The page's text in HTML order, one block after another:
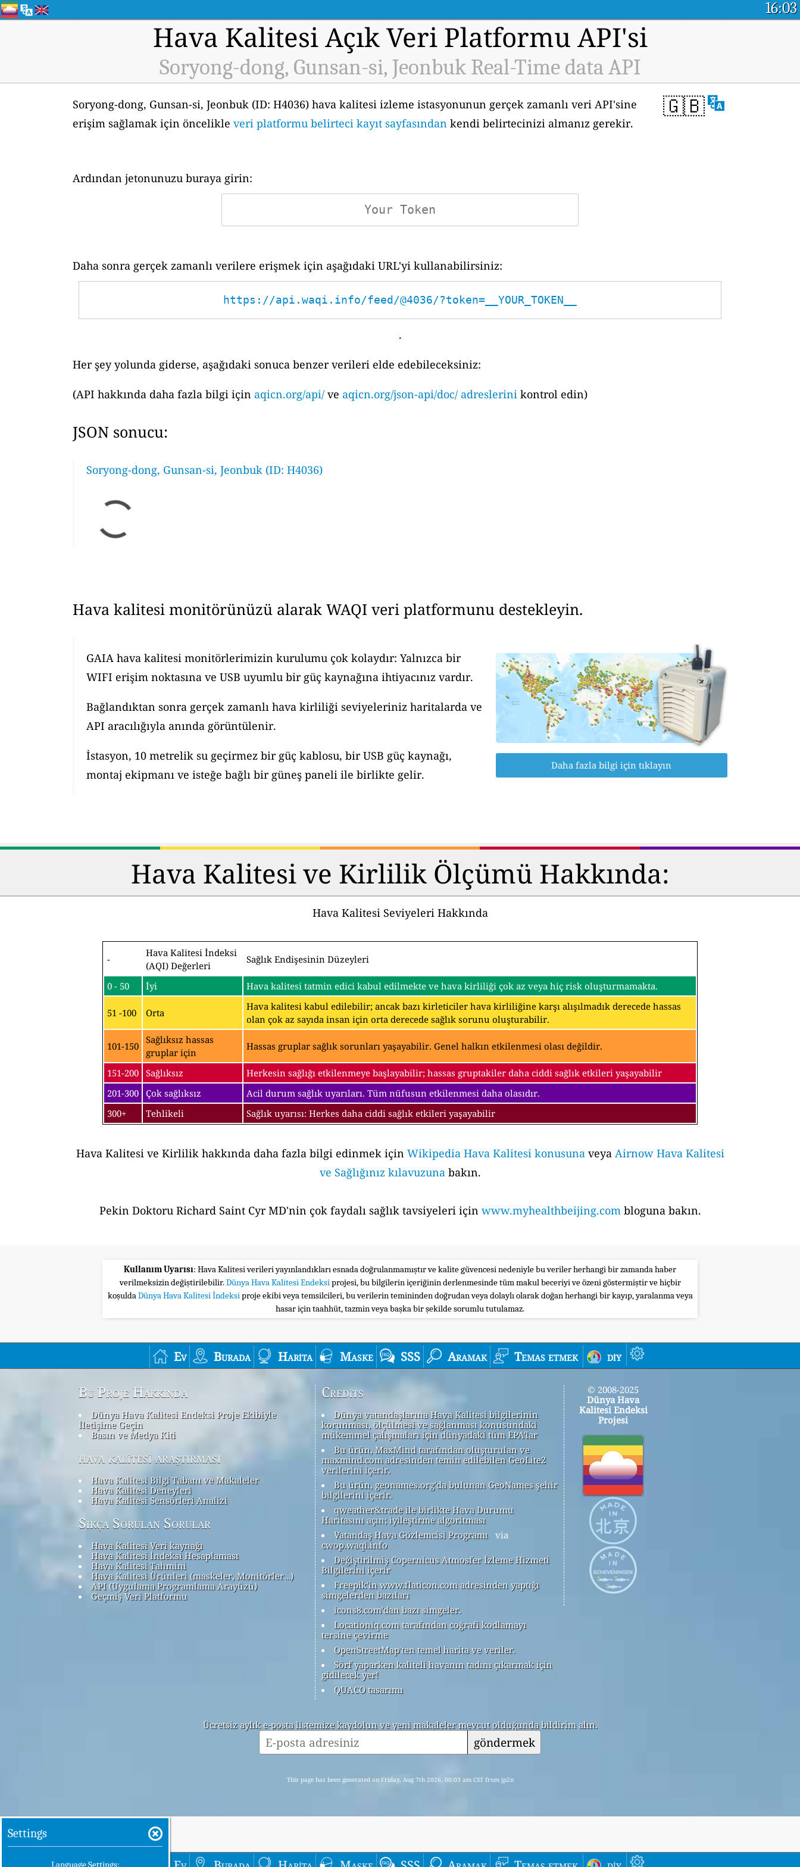
16:03
Hava Kalitesi Açık Veri Platformu API'si
Soryong-dong, Gunsan-si, Jeonbuk Real-Time data API
🇬🇧
Soryong-dong, Gunsan-si, Jeonbuk (ID: H4036) hava kalitesi izleme istasyonunun gerçek zamanlı veri API'sine
erişim sağlamak için öncelikle veri platformu belirteci kayıt sayfasından kendi belirtecinizi almanız gerekir.
Ardından jetonunuzu buraya girin:
Daha sonra gerçek zamanlı verilere erişmek için aşağıdaki URL'yi kullanabilirsiniz:
https://api.waqi.info/feed/@4036/?token=__YOUR_TOKEN__
.
Her şey yolunda giderse, aşağıdaki sonuca benzer verileri elde edebileceksiniz:
(API hakkında daha fazla bilgi için aqicn.org/api/ ve aqicn.org/json-api/doc/ adreslerini kontrol edin)
JSON sonucu:
Soryong-dong, Gunsan-si, Jeonbuk (ID: H4036)
Hava kalitesi monitörünüzü alarak WAQI veri platformunu destekleyin.
GAIA hava kalitesi monitörlerimizin kurulumu çok kolaydır: Yalnızca bir
WIFI erişim noktasına ve USB uyumlu bir güç kaynağına ihtiyacınız vardır.
Bağlandıktan sonra gerçek zamanlı hava kirliliği seviyeleriniz haritalarda ve
API aracılığıyla anında görüntülenir.
İstasyon, 10 metrelik su geçirmez bir güç kablosu, bir USB güç kaynağı,
montaj ekipmanı ve isteğe bağlı bir güneş paneli ile birlikte gelir.
Daha fazla bilgi için tıklayın
Hava Kalitesi ve Kirlilik Ölçümü Hakkında:
Hava Kalitesi Seviyeleri Hakkında
-
Hava Kalitesi İndeksi
(AQI) Değerleri
Sağlık Endişesinin Düzeyleri
0 - 50 İyi Hava kalitesi tatmin edici kabul edilmekte ve hava kirliliği çok az veya hiç risk oluşturmamakta.
51 -100 Orta
Hava kalitesi kabul edilebilir; ancak bazı kirleticiler hava kirliliğine karşı alışılmadık derecede hassas
olan çok az sayıda insan için orta derecede sağlık sorunu oluşturabilir.
101-150
Sağlıksız hassas
gruplar için
Hassas gruplar sağlık sorunları yaşayabilir. Genel halkın etkilenmesi olası değildir.
151-200 Sağlıksız
Herkesin sağlığı etkilenmeye başlayabilir; hassas gruptakiler daha ciddi sağlık etkileri yaşayabilir
201-300 Çok sağlıksız
Acil durum sağlık uyarıları. Tüm nüfusun etkilenmesi daha olasıdır.
300+
Tehlikeli Sağlık uyarısı: Herkes daha ciddi sağlık etkileri yaşayabilir
Hava Kalitesi ve Kirlilik hakkında daha fazla bilgi edinmek için Wikipedia Hava Kalitesi konusunaveya Airnow Hava Kalitesi
ve Sağlığınız kılavuzunabakın.
Pekin Doktoru Richard Saint Cyr MD'nin çok faydalı sağlık tavsiyeleri için www.myhealthbeijing.combloguna bakın.
Kullanım Uyarısı: Hava Kalitesi verileri yayınlandıkları esnada doğrulanmamıştır ve kalite güvencesi nedeniyle bu veriler herhangi bir zamanda haber
verilmeksizin değiştirilebilir.Dünya Hava Kalitesi Endeksiprojesi, bu bilgilerin içeriğinin derlenmesinde tüm makul beceriyi ve özeni göstermiştir ve hiçbir
koşuldaDünya Hava Kalitesi İndeksiproje ekibi veya temsilcileri, bu verilerin temininden doğrudan veya dolaylı olarak doğan herhangi bir kayıp, yaralanma veya
hasar için taahhüt, tazmin veya başka bir şekilde sorumlu tutulamaz.
Ev Burada Harita Maske SSS Aramak Temas etmek diy
Bu Proje Hakkında
Dünya Hava Kalitesi Endeksi Proje Ekibiyle
İletişime Geçin
Basın ve Medya Kiti
hava kalitesi araştırması
Hava Kalitesi Bilgi Tabanı ve Makaleler
Hava Kalitesi Deneyleri
Hava Kalitesi Sensörleri Analizi
Sıkça Sorulan Sorular
Hava Kalitesi Veri kaynağı
Hava Kalitesi İndeksi Hesaplaması
Hava Kalitesi Tahmini
Hava Kalitesi Ürünleri (maskeler, Monitörler…)
API (Uygulama Programlama Arayüzü)
Geçmiş Veri Platformu
Credits
Dünya vatandaşlarına Hava Kalitesi bilgilerinin
korunması, ölçülmesi ve sağlanması konusundaki
mükemmel çalışmaları için dünyadaki tüm EPA'lar
Bu ürün, MaxMind tarafından oluşturulan ve
maxmind.com adresinden temin edilebilen GeoLite2
verilerini içerir.
Bu ürün, geonames.org'da bulunan GeoNames şehir
bilgilerini içerir.
qweather&trade ile birlikte Hava Durumu
Haritasını açın; iyileştirme algoritması
Vatandaş Hava Gözlemcisi Programı via
cwop.waqi.info
Değiştirilmiş Copernicus Atmosfer İzleme Hizmeti
Bilgilerini içerir
Freepik'in www.flaticon.com adresinden yaptığı
simgelerden bazıları
icons8.com'dan bazı simgeler.
Locationiq.com tarafından coğrafi kodlamayı
tersine çevirme
OpenStreetMap'ten temel harita ve veriler.
Sörf yaparken kaliteli havanın tadını çıkarmak için
gidilecek yer!
QUACO tasarımı
© 2008-2025
Dünya Hava
Kalitesi Endeksi
Projesi
Ücretsiz aylık e-posta listemize kaydolun ve yeni makaleler mevcut olduğunda bildirim alın.
göndermek
This page has been generated on Friday, Aug 7th 2026, 00:03 am CST from jp2n
Settings